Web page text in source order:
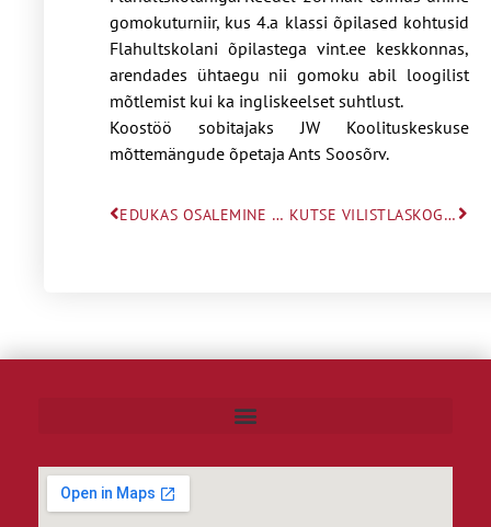
gomokuturniir, kus 4.a klassi õpilased kohtusid
Flahultskolani õpilastega vint.ee keskkonnas,
arendades ühtaegu nii gomoku abil loogilist
mõtlemist kui ka ingliskeelset suhtlust.
Koostöö sobitajaks JW Koolituskeskuse
mõttemängude õpetaja Ants Soosõrv.
EDUKAS OSALEMINE TALLINNA 4.-6.KLASSIDE MATEMAATIKAOLÜMPIAADIL KUTSE VILISTLASKOGU ÜLDKOOSOLEKULE